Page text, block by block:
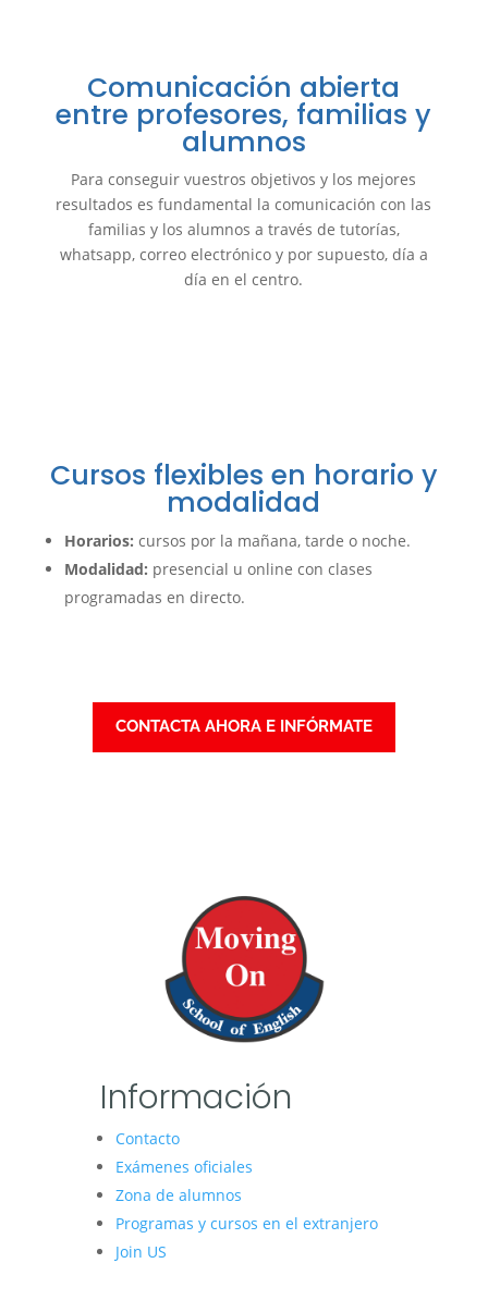
Comunicación abierta
entre profesores, familias y
alumnos
Para conseguir vuestros objetivos y los mejores
resultados es fundamental la comunicación con las
familias y los alumnos a través de tutorías,
whatsapp, correo electrónico y por supuesto, día a
día en el centro.
Cursos flexibles en horario y
modalidad
Horarios: cursos por la mañana, tarde o noche.
Modalidad: presencial u online con clases
programadas en directo.
CONTACTA AHORA E INFÓRMATE
Información
Contacto
Exámenes oficiales
Zona de alumnos
Programas y cursos en el extranjero
Join US